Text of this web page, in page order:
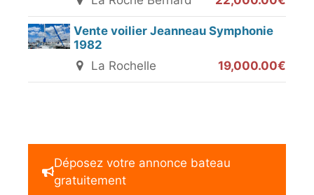
Vente voilier Jeanneau Symphonie
1982
La Rochelle
19,000.00€
Déposez votre annonce bateau
gratuitement